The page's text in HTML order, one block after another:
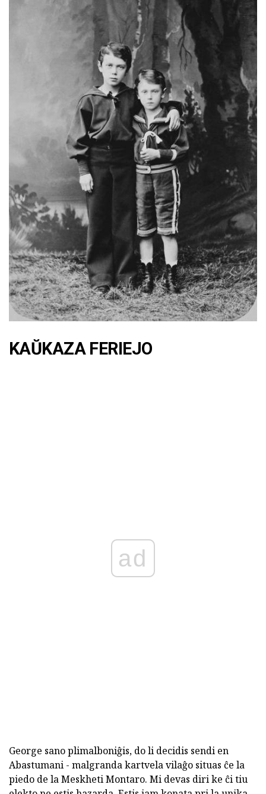
KAŬKAZA FERIEJO
ad
George sano plimalboniĝis, do li decidis sendi en
Abastumani - malgranda kartvela vilaĝo situas ĉe la
piedo de la Meskheti Montaro. Mi devas diri ke ĉi tiu